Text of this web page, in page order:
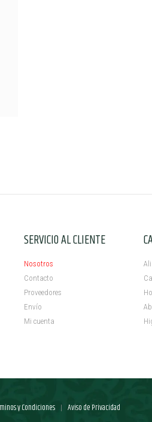
SERVICIO AL CLIENTE
Nosotros
Contacto
Proveedores
Envío
Mi cuenta ​
y Condiciones | Aviso de Privacidad